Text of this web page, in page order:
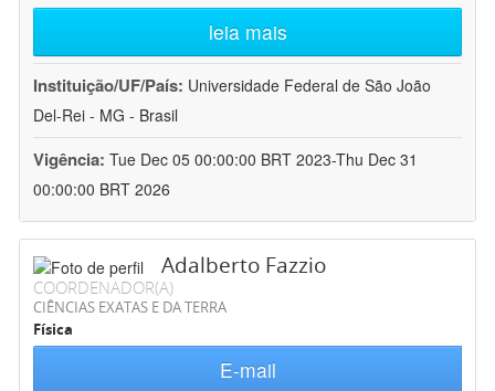
leia mais
Instituição/UF/País: Universidade Federal de São João
Del-Rei - MG - Brasil
Vigência: Tue Dec 05 00:00:00 BRT 2023-Thu Dec 31
00:00:00 BRT 2026
Adalberto Fazzio
COORDENADOR(A)
CIÊNCIAS EXATAS E DA TERRA
Física
E-mail